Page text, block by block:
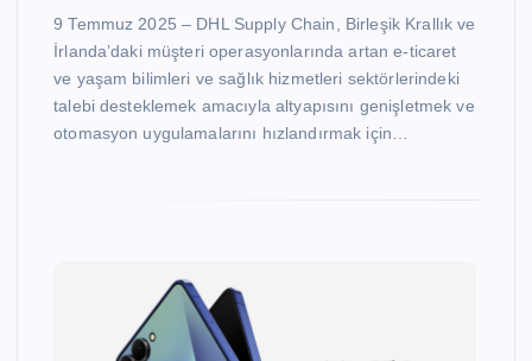
9 Temmuz 2025 – DHL Supply Chain, Birleşik Krallık ve
İrlanda’daki müşteri operasyonlarında artan e-ticaret
ve yaşam bilimleri ve sağlık hizmetleri sektörlerindeki
talebi desteklemek amacıyla altyapısını genişletmek ve
otomasyon uygulamalarını hızlandırmak için…